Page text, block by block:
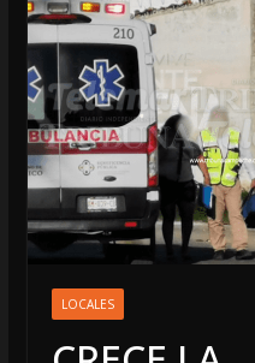
LOCALES